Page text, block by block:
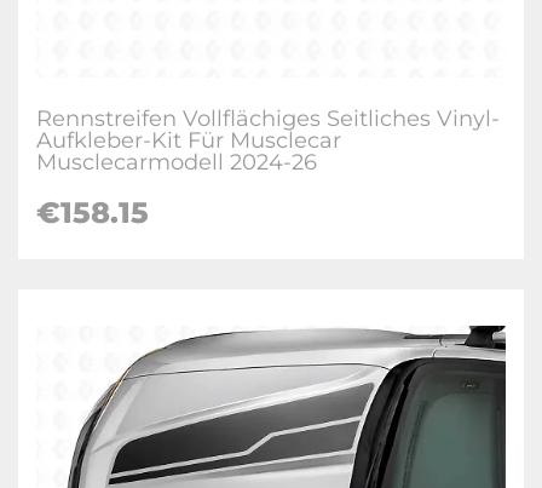
Rennstreifen Vollflächiges Seitliches Vinyl-
Aufkleber-Kit Für Musclecar
Musclecarmodell 2024-26
€158.15